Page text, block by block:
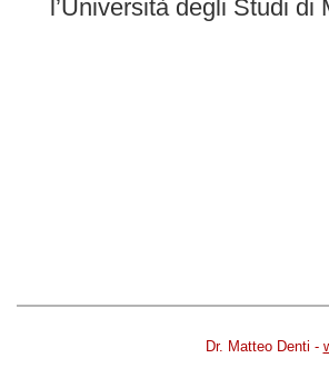
l’Università degli Studi
Dr. Matteo Denti -